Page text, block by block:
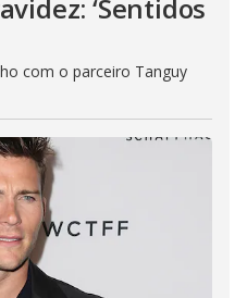
‘Sentidos
com o parceiro Tanguy